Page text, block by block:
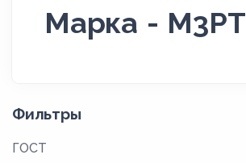
Марка - М3РТ
Фильтры
ГОСТ